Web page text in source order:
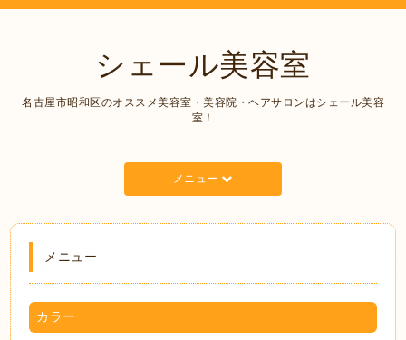
シェール美容室
名古屋市昭和区のオススメ美容室・美容院・ヘアサロンはシェール美容
室！
メニュー
メニュー
カラー